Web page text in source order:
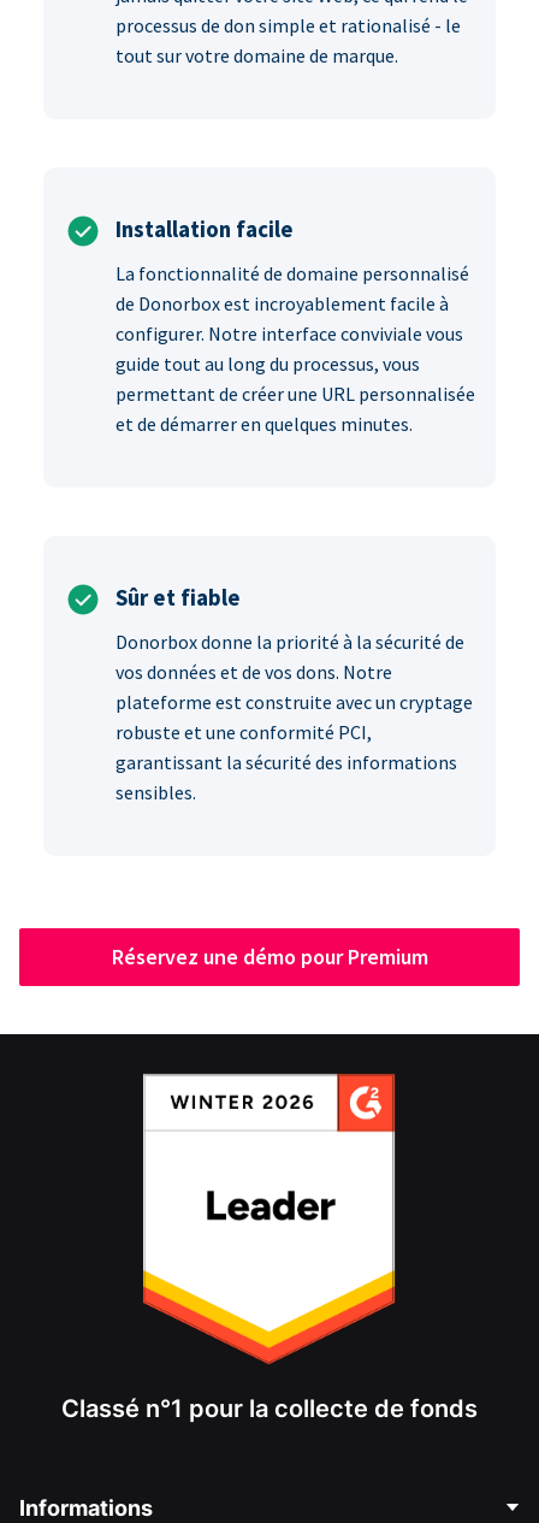
processus de don simple et rationalisé - le
tout sur votre domaine de marque.
Installation facile
La fonctionnalité de domaine personnalisé
de Donorbox est incroyablement facile à
configurer. Notre interface conviviale vous
guide tout au long du processus, vous
permettant de créer une URL personnalisée
et de démarrer en quelques minutes.
Sûr et fiable
Donorbox donne la priorité à la sécurité de
vos données et de vos dons. Notre
plateforme est construite avec un cryptage
robuste et une conformité PCI,
garantissant la sécurité des informations
sensibles.
Réservez une démo pour Premium
Classé n°1 pour la collecte de fonds
Informations